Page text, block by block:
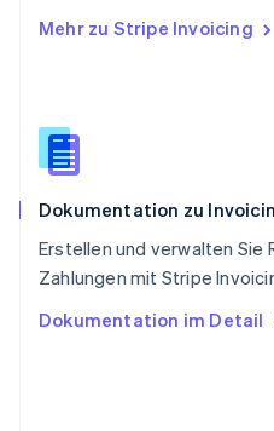
Mehr zu Stripe Invoicing
Dokumentation zu
Erstellen und verwalten Sie
Zahlungen mit Stripe
Dokumentation im Detail
Slowenien
English
Spanien
Thailand
Tschechische Republik
English
English